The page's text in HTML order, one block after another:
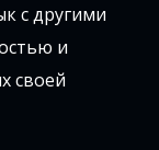
с другими
и
своей